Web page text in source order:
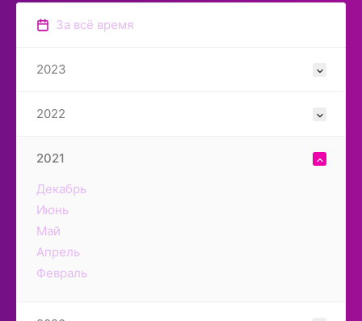
За всё время
2023
2022
2021
Декабрь
Июнь
Май
Апрель
Февраль